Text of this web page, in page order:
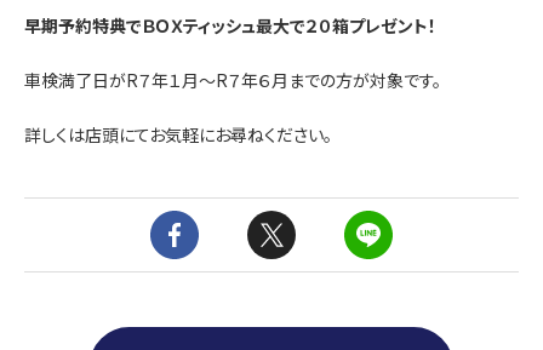
早期予約特典でＢＯＸティッシュ最大で２０箱プレゼント！
車検満了日がR７年１月～R７年６月までの方が対象です。
詳しくは店頭にてお気軽にお尋ねください。